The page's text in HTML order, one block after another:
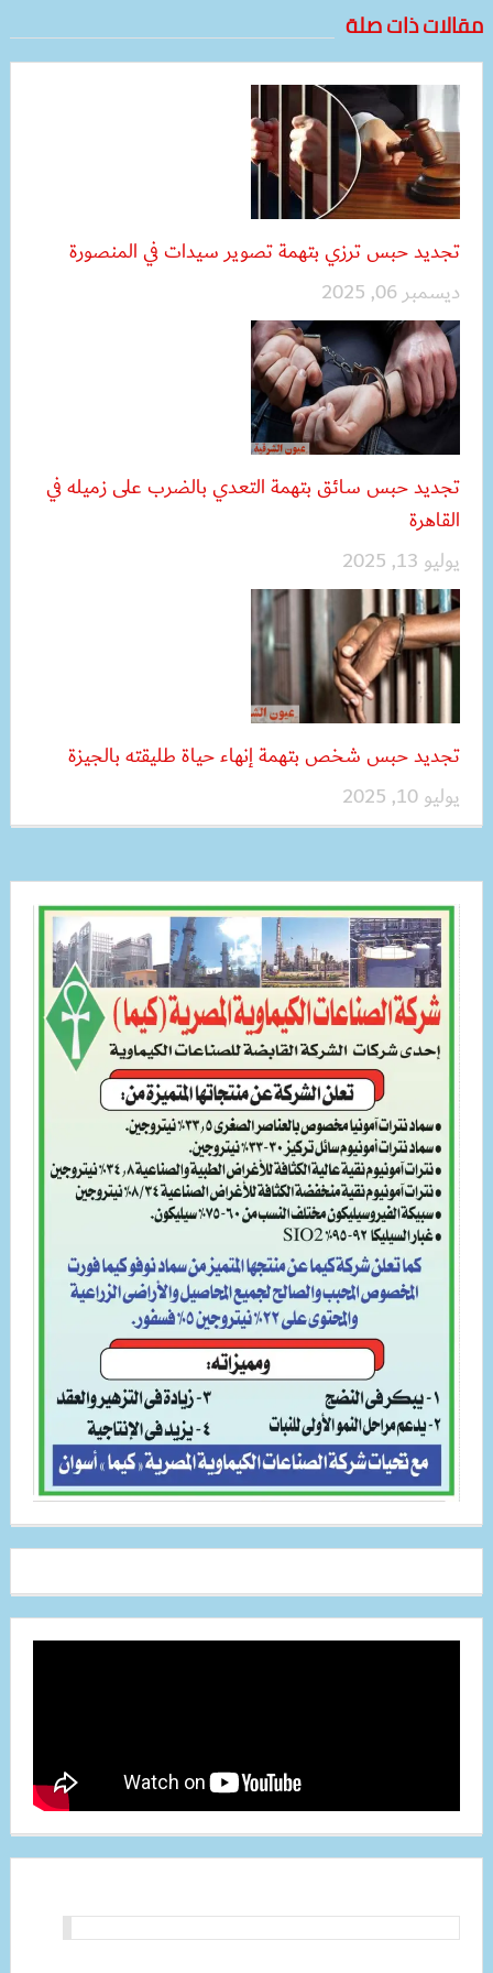
مقالات ذات صلة
تجديد حبس ترزي بتهمة تصوير سيدات في المنصورة
ديسمبر 06, 2025
تجديد حبس سائق بتهمة التعدي بالضرب على زميله في
القاهرة
يوليو 13, 2025
تجديد حبس شخص بتهمة إنهاء حياة طليقته بالجيزة
يوليو 10, 2025